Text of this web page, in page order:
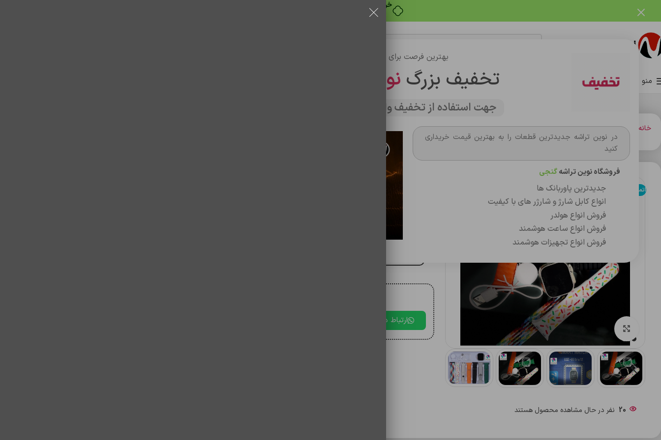
بهترین فرصت برای خرید
تخفیف بزرگ نوین تراشه
جهت استفاده از تخفیف وارد سایت شوید
در نوین تراشه جدیدترین قطعات را به بهترین قیمت خریداری
کنید
فروشگاه نوین تراشهگنجی
جدیدترین پاوربانک ها
انواع کابل شارژ و شارژر های با کیفیت
فروش انواع هولدر
فروش انواع ساعت هوشمند
فروش انواع تجهیزات هوشمند
خرید قسطی با ترب‌پی
منو صفحه اصلیفروشگاه
خانه ساعت هوشمند ساعت هوشمند ساعت هوشمند USE-Ultra12
اتمام موجودی
20 نفر در حال مشاهده محصول هستند
ساعت هوشمند USE-Ultra12
ارتباط در بله
فروشگاه نوین تراشه گنجی